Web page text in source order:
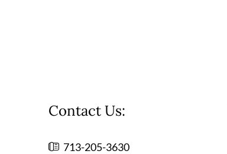
Contact Us:
713-205-3630